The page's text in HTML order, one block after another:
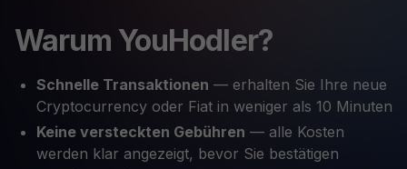
Warum YouHodler?
Schnelle Transaktionen — erhalten Sie Ihre neue
Cryptocurrency oder Fiat in weniger als 10 Minuten
Keine versteckten Gebühren — alle Kosten
werden klar angezeigt, bevor Sie bestätigen